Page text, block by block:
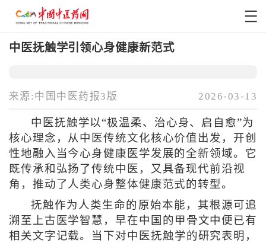
中医抚触学引领心身健康新范式
来源:中国中医药报3版 2026-03-13
中医抚触学以“极温柔、治心身、启自愈”为
核心理念，从中医传统文化核心价值出发，开创
性地融入当今心身健康医学发展的全新领域。它
既传承和弘扬了传统中医，又具备现代前沿视
角，推动了人类心身整体健康范式的转型。
抚触作为人类生命的原始本能，其根源可追
溯至上古医学智慧，早在中国的甲骨文中便已有
相关文字记载。当下对中医抚触学的研究表明，